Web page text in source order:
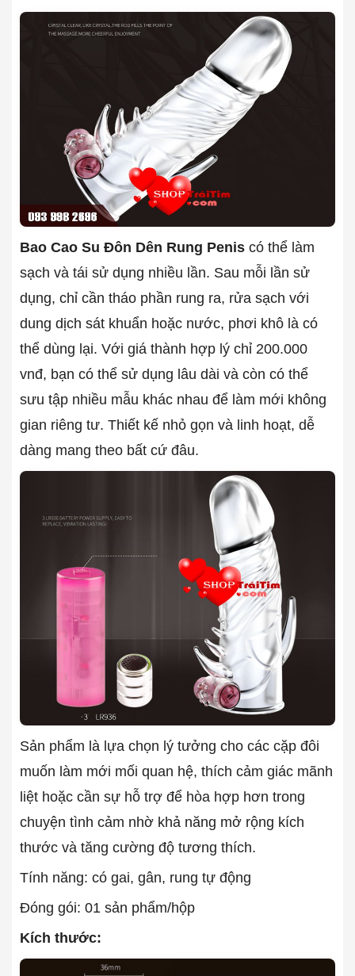
Bao Cao Su Đôn Dên Rung Penis có thể làm
sạch và tái sử dụng nhiều lần. Sau mỗi lần sử
dụng, chỉ cần tháo phần rung ra, rửa sạch với
dung dịch sát khuẩn hoặc nước, phơi khô là có
thể dùng lại. Với giá thành hợp lý chỉ 200.000
vnđ, bạn có thể sử dụng lâu dài và còn có thể
sưu tập nhiều mẫu khác nhau để làm mới không
gian riêng tư. Thiết kế nhỏ gọn và linh hoạt, dễ
dàng mang theo bất cứ đâu.
Sản phẩm là lựa chọn lý tưởng cho các cặp đôi
muốn làm mới mối quan hệ, thích cảm giác mãnh
liệt hoặc cần sự hỗ trợ để hòa hợp hơn trong
chuyện tình cảm nhờ khả năng mở rộng kích
thước và tăng cường độ tương thích.
Tính năng: có gai, gân, rung tự động
Đóng gói: 01 sản phẩm/hộp
Kích thước: